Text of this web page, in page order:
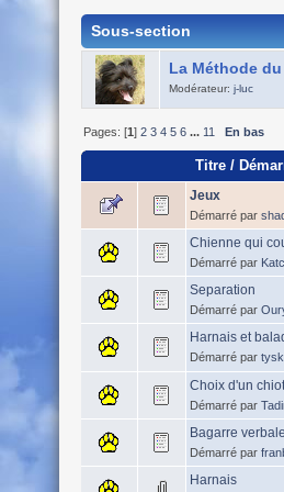
Sous-section
La Méthode
Modérateur:j-luc
Pages: [1] 2 3 4 5 6 ... 11 En bas
Titre/
Jeux
Démarré par
Chienne qui
Démarré par
Separation
Démarré par
Harnais et
Démarré par
Choix d'un
Démarré par
Bagarre
Démarré par
Harnais